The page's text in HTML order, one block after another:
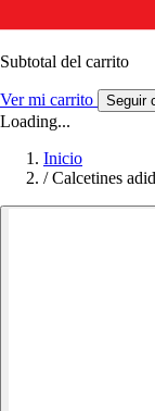
Subtotal del carrito
Ver mi carrito Seguir
Loading...
Inicio
/ Calcetines